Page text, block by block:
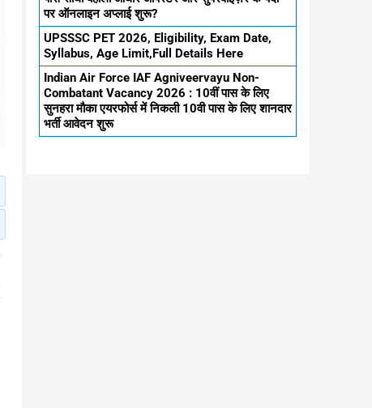
पर ऑनलाइन अप्लाई शुरू?
UPSSSC PET 2026, Eligibility, Exam Date,
Syllabus, Age Limit,Full Details Here
Indian Air Force IAF Agniveervayu Non-
Combatant Vacancy 2026 : 10वीं पास के लिए
सुनहरा मौका एयरफोर्स में निकली 10वी पास के लिए शानदार
भर्ती आवेदन शुरू